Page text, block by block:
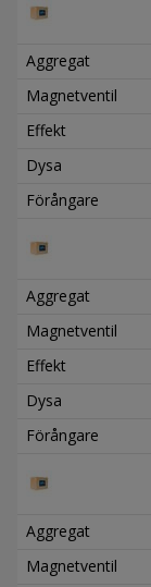
Aggregat
Magnetventil
Effekt
Dysa
Förångare
Aggregat
Magnetventil
Effekt
Dysa
Förångare
Aggregat
Magnetventil